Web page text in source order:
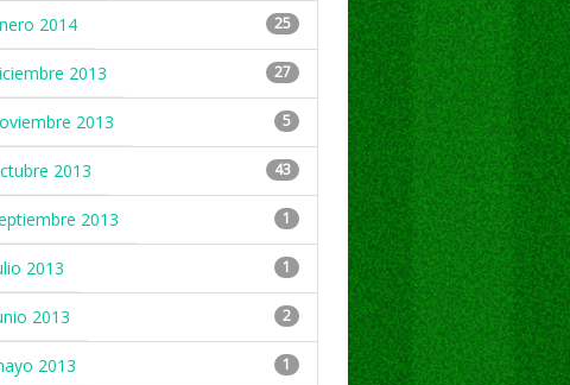
2014 25
2013 27
2013 5
2013 43
2013 1
2013 1
2013 2
2013 1